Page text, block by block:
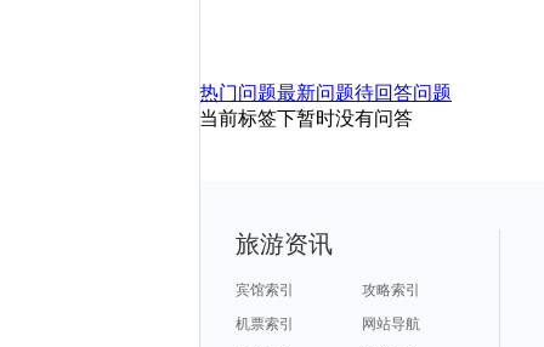
热门问题最新问题待回答问题
当前标签下暂时没有问答
旅游资讯
宾馆索引
攻略索引
机票索引
网站导航